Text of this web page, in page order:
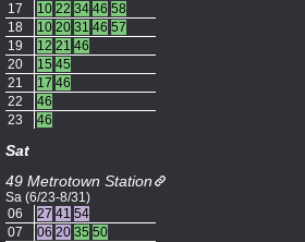
17
10 22 34 46 58
18
10 20 31 46 57
19
12 21 46
20
15 45
21
17 46
22
46
23
46
Sat
49 Metrotown Station
Sa (6/23-8/31)
06
27 41 54
07
06 20 35 50